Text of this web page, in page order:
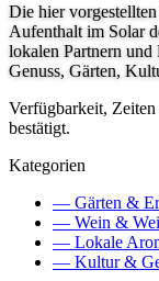
Die hier
Aufenthalt im Solar
lokalen Partnern und
Genuss, Gärten,
Verfügbarkeit,
bestätigt.
Kategorien
— Gärten &
— Wein &
— Lokale
— Kultur &